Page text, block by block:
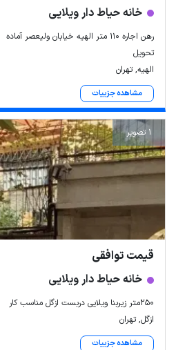
خانه حیاط دار ویلایی
رهن اجاره 110 متر الهیه خیابان ولیعصر آماده
تحویل
الهیه, تهران
مشاهده جزییات
1 تصویر
قیمت توافقی
خانه حیاط دار ویلایی
۲۵۰متر زیربنا ویلایی دربست ازگل مناسب کار
ازگل, تهران
مشاهده جزییات